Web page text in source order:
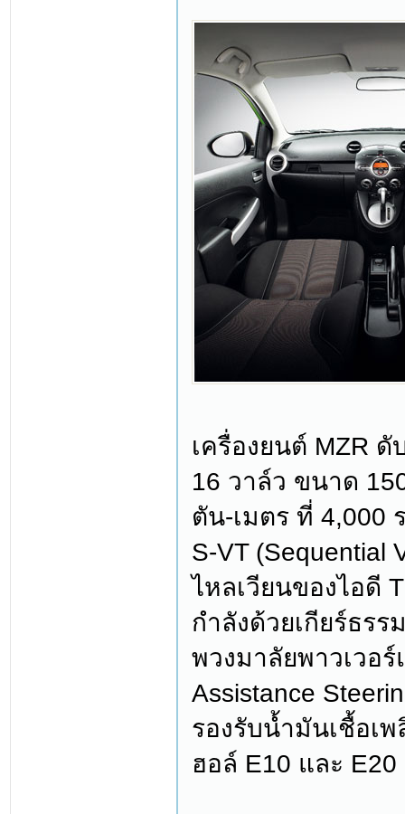
เครื่องยนต์ MZR
16 วาล์ว ขนาด
ตัน-เมตร ที่ 4,000
S-VT (Sequential
ไหลเวียนของไอดี
กำลังด้วยเกียร์ธร
พวงมาลัยพาวเวอ
Assistance
รองรับน้ำมันเชื้อเ
ฮอล์ E10 และ E20